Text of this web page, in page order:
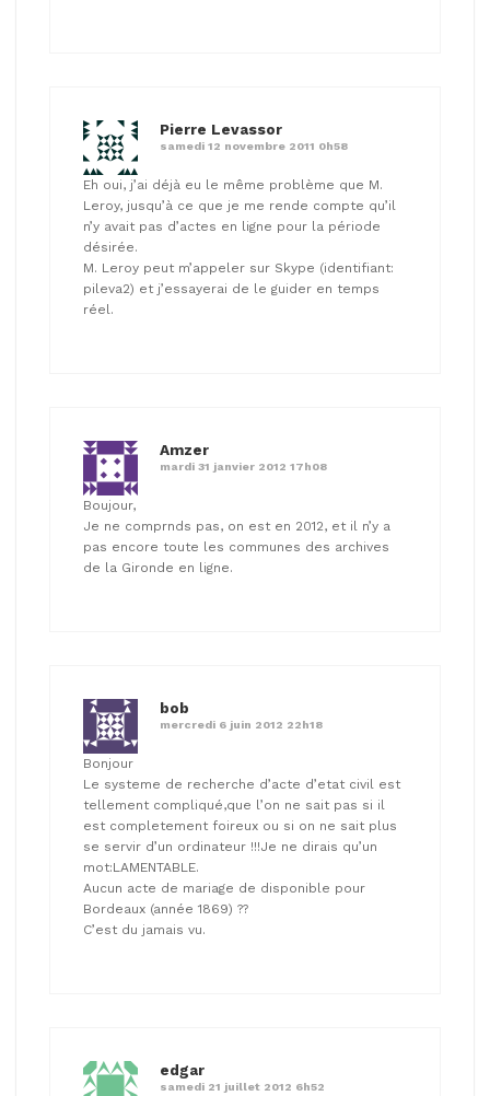
Pierre Levassor
samedi 12 novembre 2011 0h58
Eh oui, j’ai déjà eu le même problème que M.
Leroy, jusqu’à ce que je me rende compte qu’il
n’y avait pas d’actes en ligne pour la période
désirée.
M. Leroy peut m’appeler sur Skype (identifiant:
pileva2) et j’essayerai de le guider en temps
réel.
Amzer
mardi 31 janvier 2012 17h08
Boujour,
Je ne comprnds pas, on est en 2012, et il n’y a
pas encore toute les communes des archives
de la Gironde en ligne.
bob
mercredi 6 juin 2012 22h18
Bonjour
Le systeme de recherche d’acte d’etat civil est
tellement compliqué,que l’on ne sait pas si il
est completement foireux ou si on ne sait plus
se servir d’un ordinateur !!!Je ne dirais qu’un
mot:LAMENTABLE.
Aucun acte de mariage de disponible pour
Bordeaux (année 1869) ??
C’est du jamais vu.
edgar
samedi 21 juillet 2012 6h52